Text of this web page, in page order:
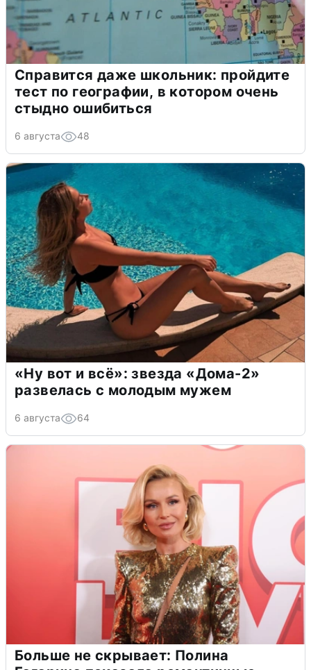
Справится даже школьник: пройдите
тест по географии, в котором очень
стыдно ошибиться
6 августа 48
«Ну вот и всё»: звезда «Дома-2»
развелась с молодым мужем
6 августа 64
Больше не скрывает: Полина